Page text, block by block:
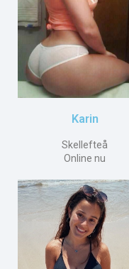
Karin
Skellefteå
Online nu